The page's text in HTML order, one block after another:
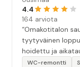
4.4
164 arviota
“Omakotitalon
tyytyväinen
hoidettu ja
WC-remontti